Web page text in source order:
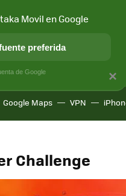
APLICACIONES
Google Maps VPN
Challenge
×
Movil en Google
preferida
de Google